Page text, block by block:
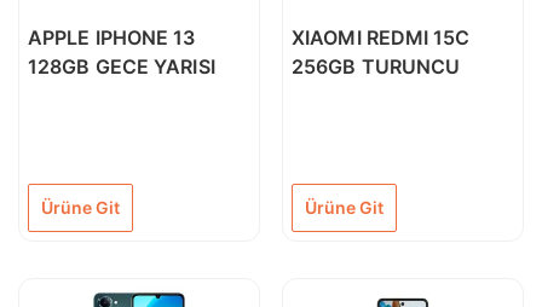
APPLE IPHONE 13
128GB GECE YARISI
Ürüne Git
XIAOMI REDMI 15C
256GB TURUNCU
Ürüne Git